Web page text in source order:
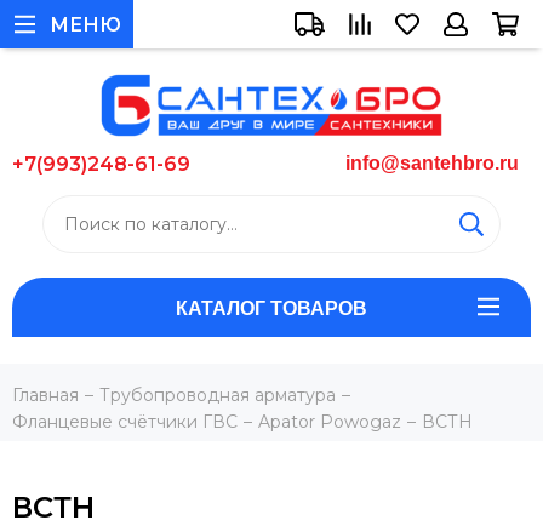
+7(993)248-61-69 info@santehbro.ru
КАТАЛОГ ТОВАРОВ
МЕНЮ
Главная
Трубопроводная арматура
Фланцевые счётчики ГВС
Apator Powogaz ВСТН
ВСТН